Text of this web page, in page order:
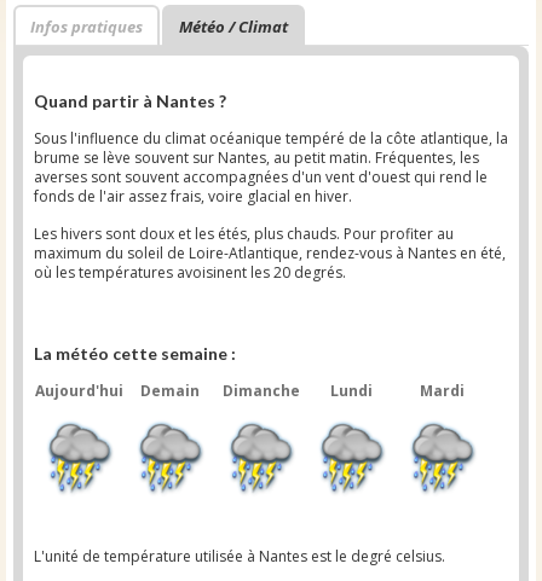
Infos pratiques Météo / Climat
Quand partir à Nantes ?
Sous l'influence du climat océanique tempéré de la côte atlantique, la
brume se lève souvent sur Nantes, au petit matin. Fréquentes, les
averses sont souvent accompagnées d'un vent d'ouest qui rend le
fonds de l'air assez frais, voire glacial en hiver.
Les hivers sont doux et les étés, plus chauds. Pour profiter au
maximum du soleil de Loire-Atlantique, rendez-vous à Nantes en été,
où les températures avoisinent les 20 degrés.
La météo cette semaine :
Aujourd'hui
Demain Dimanche Lundi Mardi
L'unité de température utilisée à Nantes est le degré celsius.